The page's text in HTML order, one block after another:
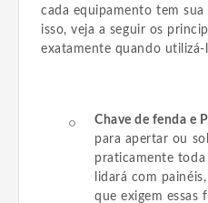
cada equipamento tem
isso, veja a seguir os
exatamente quando utilizá-
Chave de fenda e
para apertar ou
praticamente
lidará com
que exigem essas